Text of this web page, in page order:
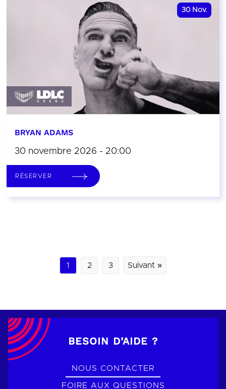
30 Nov.
BRYAN ADAMS
30 novembre 2026 - 20:00
RÉSERVER
1 2 3 Suivant »
BESOIN D’AIDE ?
NOUS CONTACTER
FOIRE AUX QUESTIONS